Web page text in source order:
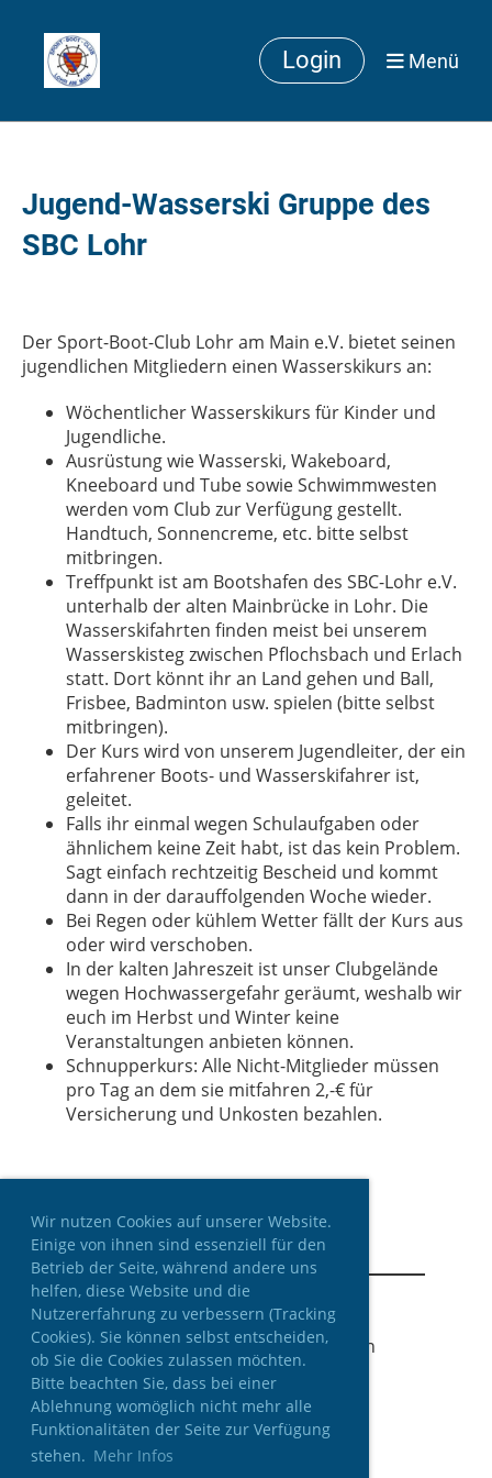
Wir nutzen Cookies auf unserer Website.
Einige von ihnen sind essenziell für den
Betrieb der Seite, während andere uns
helfen, diese Website und die
Nutzererfahrung zu verbessern (Tracking
Cookies). Sie können selbst entscheiden,
ob Sie die Cookies zulassen möchten.
Bitte beachten Sie, dass bei einer
Ablehnung womöglich nicht mehr alle
Funktionalitäten der Seite zur Verfügung
stehen. Mehr Infos
Login Menü
Jugend-Wasserski Gruppe des
SBC Lohr
Der Sport-Boot-Club Lohr am Main e.V. bietet seinen
jugendlichen Mitgliedern einen Wasserskikurs an:
Wöchentlicher Wasserskikurs für Kinder und
Jugendliche.
Ausrüstung wie Wasserski, Wakeboard,
Kneeboard und Tube sowie Schwimmwesten
werden vom Club zur Verfügung gestellt.
Handtuch, Sonnencreme, etc. bitte selbst
mitbringen.
Treffpunkt ist am Bootshafen des SBC-Lohr e.V.
unterhalb der alten Mainbrücke in Lohr. Die
Wasserskifahrten finden meist bei unserem
Wasserskisteg zwischen Pflochsbach und Erlach
statt. Dort könnt ihr an Land gehen und Ball,
Frisbee, Badminton usw. spielen (bitte selbst
mitbringen).
Der Kurs wird von unserem Jugendleiter, der ein
erfahrener Boots- und Wasserskifahrer ist,
geleitet.
Falls ihr einmal wegen Schulaufgaben oder
ähnlichem keine Zeit habt, ist das kein Problem.
Sagt einfach rechtzeitig Bescheid und kommt
dann in der darauffolgenden Woche wieder.
Bei Regen oder kühlem Wetter fällt der Kurs aus
oder wird verschoben.
In der kalten Jahreszeit ist unser Clubgelände
wegen Hochwassergefahr geräumt, weshalb wir
euch im Herbst und Winter keine
Veranstaltungen anbieten können.
Schnupperkurs: Alle Nicht-Mitglieder müssen
pro Tag an dem sie mitfahren 2,-€ für
Versicherung und Unkosten bezahlen.
© Sport-Boot-Club Lohr a. Main
Erstellt mit ClubDesk Vereinssoftware